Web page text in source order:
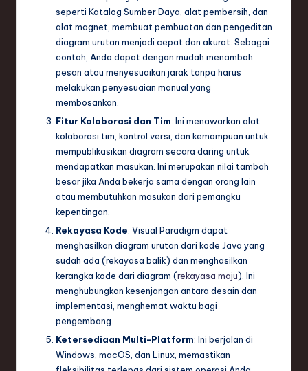
seperti Katalog Sumber Daya, alat pembersih, dan
alat magnet, membuat pembuatan dan pengeditan
diagram urutan menjadi cepat dan akurat. Sebagai
contoh, Anda dapat dengan mudah menambah
pesan atau menyesuaikan jarak tanpa harus
melakukan penyesuaian manual yang
membosankan.
Fitur Kolaborasi dan Tim: Ini menawarkan alat
kolaborasi tim, kontrol versi, dan kemampuan untuk
mempublikasikan diagram secara daring untuk
mendapatkan masukan. Ini merupakan nilai tambah
besar jika Anda bekerja sama dengan orang lain
atau membutuhkan masukan dari pemangku
kepentingan.
Rekayasa Kode: Visual Paradigm dapat
menghasilkan diagram urutan dari kode Java yang
sudah ada (rekayasa balik) dan menghasilkan
kerangka kode dari diagram (rekayasa maju). Ini
menghubungkan kesenjangan antara desain dan
implementasi, menghemat waktu bagi
pengembang.
Ketersediaan Multi-Platform: Ini berjalan di
Windows, macOS, dan Linux, memastikan